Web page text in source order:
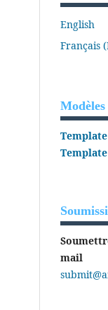
English
Français
mail